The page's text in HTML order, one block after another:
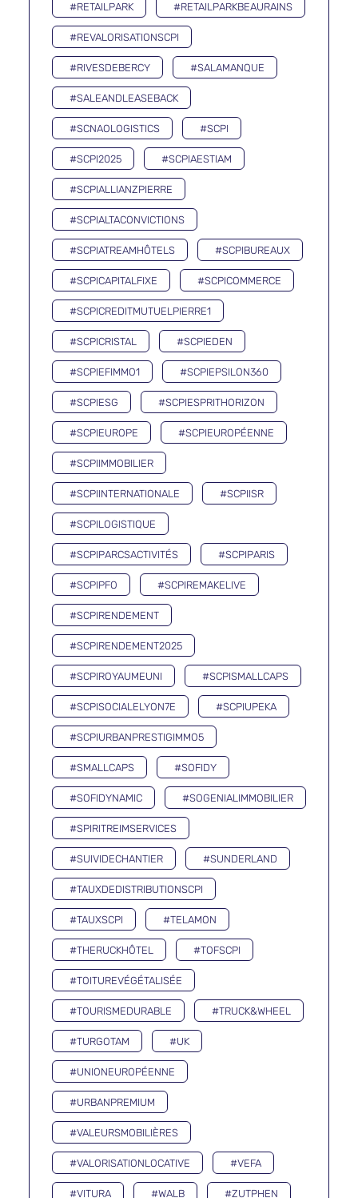
#RETAILPARK #RETAILPARKBEAURAINS
#REVALORISATIONSCPI
#RIVESDEBERCY #SALAMANQUE
#SALEANDLEASEBACK
#SCNAOLOGISTICS #SCPI
#SCPI2025 #SCPIAESTIAM
#SCPIALLIANZPIERRE
#SCPIALTACONVICTIONS
#SCPIATREAMHÔTELS #SCPIBUREAUX
#SCPICAPITALFIXE #SCPICOMMERCE
#SCPICREDITMUTUELPIERRE1
#SCPICRISTAL #SCPIEDEN
#SCPIEFIMMO1 #SCPIEPSILON360
#SCPIESG #SCPIESPRITHORIZON
#SCPIEUROPE #SCPIEUROPÉENNE
#SCPIIMMOBILIER
#SCPIINTERNATIONALE #SCPIISR
#SCPILOGISTIQUE
#SCPIPARCSACTIVITÉS #SCPIPARIS
#SCPIPFO #SCPIREMAKELIVE
#SCPIRENDEMENT
#SCPIRENDEMENT2025
#SCPIROYAUMEUNI #SCPISMALLCAPS
#SCPISOCIALELYON7E #SCPIUPEKA
#SCPIURBANPRESTIGIMMO5
#SMALLCAPS #SOFIDY
#SOFIDYNAMIC #SOGENIALIMMOBILIER
#SPIRITREIMSERVICES
#SUIVIDECHANTIER #SUNDERLAND
#TAUXDEDISTRIBUTIONSCPI
#TAUXSCPI #TELAMON
#THERUCKHÔTEL #TOFSCPI
#TOITUREVÉGÉTALISÉE
#TOURISMEDURABLE #TRUCK&WHEEL
#TURGOTAM #UK
#UNIONEUROPÉENNE
#URBANPREMIUM
#VALEURSMOBILIÈRES
#VALORISATIONLOCATIVE #VEFA
#VITURA #WALB #ZUTPHEN